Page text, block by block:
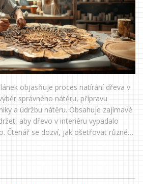
objasňuje proces natírání dřeva v
správného nátěru, přípravu
a údržbu nátěru. Obsahuje zajímavé
aby dřevo v interiéru vypadalo
Čtenář se dozví, jak ošetřovat různé
jaký materiál a nástroje použít pro